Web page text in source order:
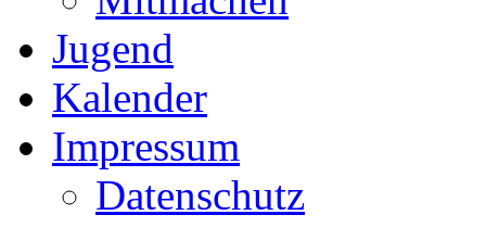
Jugend
Kalender
Impressum
Datenschutz